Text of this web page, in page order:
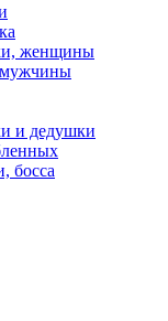
женщины
и дедушки
босса